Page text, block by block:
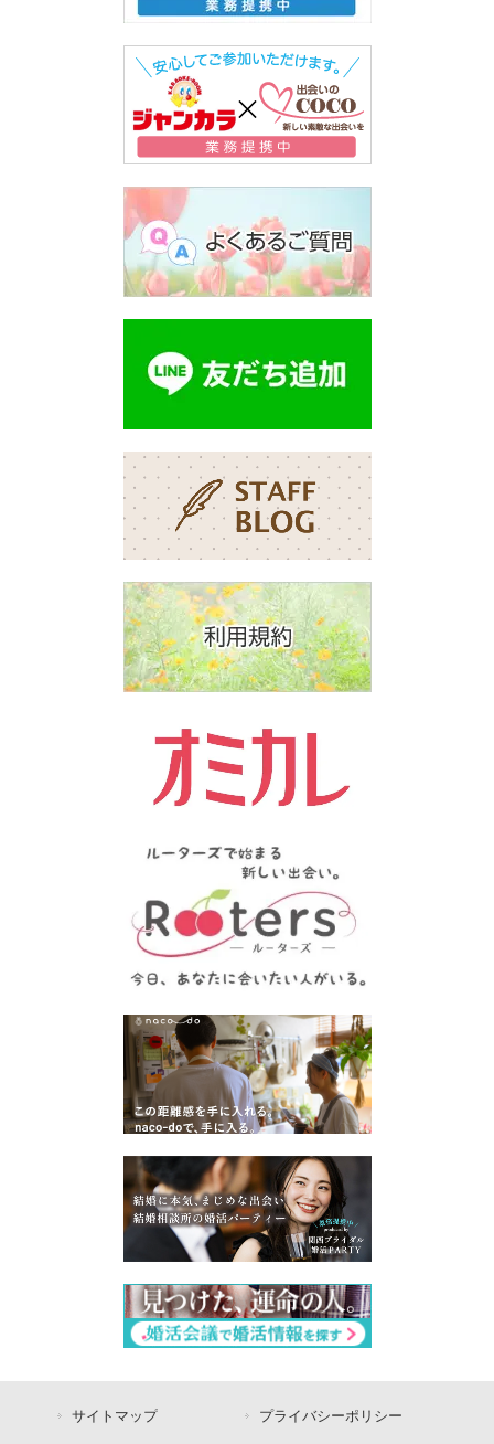
サイトマップ プライバシーポリシー